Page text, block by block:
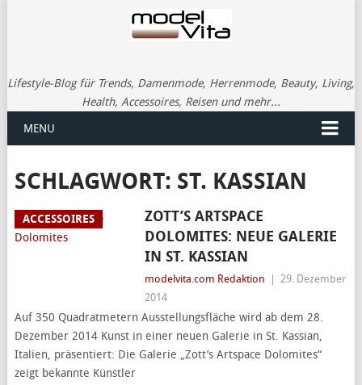
Lifestyle-Blog für Trends, Damenmode, Herrenmode, Beauty, Living,
Health, Accessoires, Reisen und mehr...
MENU
SCHLAGWORT: ST. KASSIAN
ACCESSOIRES
ZOTT’S ARTSPACE
DOLOMITES: NEUE GALERIE
IN ST. KASSIAN
modelvita.com Redaktion
29. Dezember
2014
Auf 350 Quadratmetern Ausstellungsfläche wird ab dem 28.
Dezember 2014 Kunst in einer neuen Galerie in St. Kassian,
Italien, präsentiert: Die Galerie „Zott’s Artspace Dolomites“
zeigt bekannte Künstler